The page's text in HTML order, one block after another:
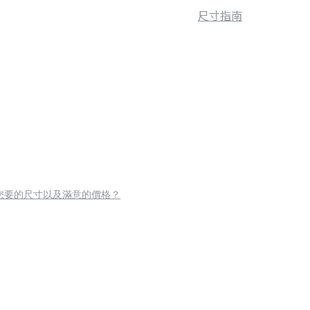
尺寸指南
要的尺寸以及滿意的價格？